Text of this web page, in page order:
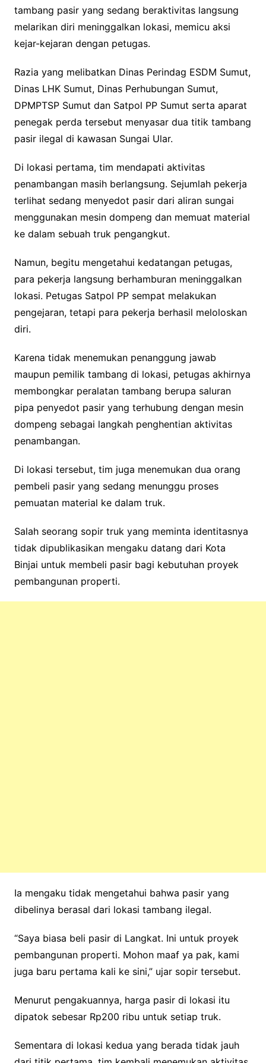
tambang pasir yang sedang beraktivitas langsung
melarikan diri meninggalkan lokasi, memicu aksi
kejar-kejaran dengan petugas.
Razia yang melibatkan Dinas Perindag ESDM Sumut,
Dinas LHK Sumut, Dinas Perhubungan Sumut,
DPMPTSP Sumut dan Satpol PP Sumut serta aparat
penegak perda tersebut menyasar dua titik tambang
pasir ilegal di kawasan Sungai Ular.
Di lokasi pertama, tim mendapati aktivitas
penambangan masih berlangsung. Sejumlah pekerja
terlihat sedang menyedot pasir dari aliran sungai
menggunakan mesin dompeng dan memuat material
ke dalam sebuah truk pengangkut.
Namun, begitu mengetahui kedatangan petugas,
para pekerja langsung berhamburan meninggalkan
lokasi. Petugas Satpol PP sempat melakukan
pengejaran, tetapi para pekerja berhasil meloloskan
diri.
Karena tidak menemukan penanggung jawab
maupun pemilik tambang di lokasi, petugas akhirnya
membongkar peralatan tambang berupa saluran
pipa penyedot pasir yang terhubung dengan mesin
dompeng sebagai langkah penghentian aktivitas
penambangan.
Di lokasi tersebut, tim juga menemukan dua orang
pembeli pasir yang sedang menunggu proses
pemuatan material ke dalam truk.
Salah seorang sopir truk yang meminta identitasnya
tidak dipublikasikan mengaku datang dari Kota
Binjai untuk membeli pasir bagi kebutuhan proyek
pembangunan properti.
Ia mengaku tidak mengetahui bahwa pasir yang
dibelinya berasal dari lokasi tambang ilegal.
“Saya biasa beli pasir di Langkat. Ini untuk proyek
pembangunan properti. Mohon maaf ya pak, kami
juga baru pertama kali ke sini,” ujar sopir tersebut.
Menurut pengakuannya, harga pasir di lokasi itu
dipatok sebesar Rp200 ribu untuk setiap truk.
Sementara di lokasi kedua yang berada tidak jauh